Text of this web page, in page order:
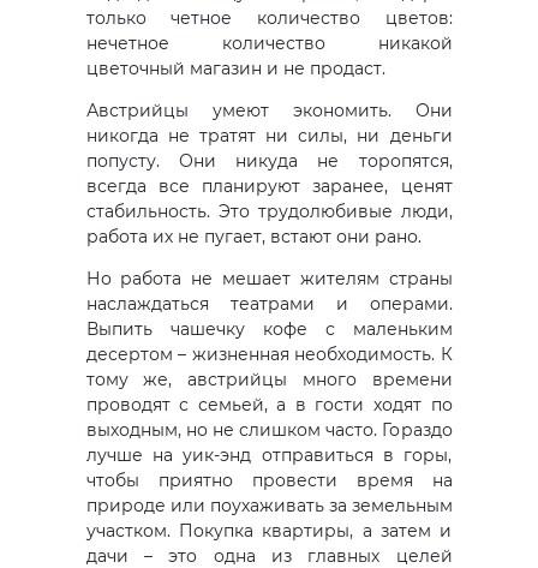
только четное количество цветов:
нечетное количество никакой
цветочный магазин и не продаст.
Австрийцы умеют экономить. Они
никогда не тратят ни силы, ни деньги
попусту. Они никуда не торопятся,
всегда все планируют заранее, ценят
стабильность. Это трудолюбивые люди,
работа их не пугает, встают они рано.
Но работа не мешает жителям страны
наслаждаться театрами и операми.
Выпить чашечку кофе с маленьким
десертом – жизненная необходимость. К
тому же, австрийцы много времени
проводят с семьей, а в гости ходят по
выходным, но не слишком часто. Гораздо
лучше на уик-энд отправиться в горы,
чтобы приятно провести время на
природе или поухаживать за земельным
участком. Покупка квартиры, а затем и
дачи – это одна из главных целей